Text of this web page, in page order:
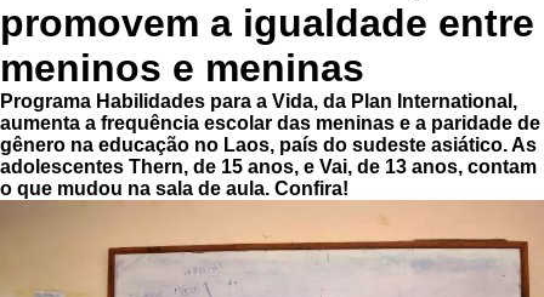
promovem a igualdade entre
meninos e meninas
Programa Habilidades para a Vida, da Plan International,
aumenta a frequência escolar das meninas e a paridade de
gênero na educação no Laos, país do sudeste asiático. As
adolescentes Thern, de 15 anos, e Vai, de 13 anos, contam
o que mudou na sala de aula. Confira!